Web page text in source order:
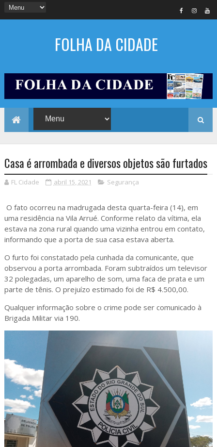
FOLHA DA CIDADE
Casa é arrombada e diversos objetos são furtados
FL Cidade abril 15, 2021 Segurança
O fato ocorreu na madrugada desta quarta-feira (14), em
uma residência na Vila Arrué. Conforme relato da vítima, ela
estava na zona rural quando uma vizinha entrou em contato,
informando que a porta de sua casa estava aberta.
O furto foi constatado pela cunhada da comunicante, que
observou a porta arrombada. Foram subtraídos um televisor
32 polegadas, um aparelho de som, uma faca de prata e um
parte de tênis. O prejuízo estimado foi de R$ 4.500,00.
Qualquer informação sobre o crime pode ser comunicado à
Brigada Militar via 190.